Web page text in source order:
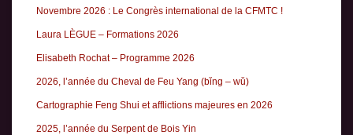
Novembre 2026 : Le Congrès international de la CFMTC !
Laura LÈGUE – Formations 2026
Elisabeth Rochat – Programme 2026
2026, l’année du Cheval de Feu Yang (bǐng – wǔ)
Cartographie Feng Shui et afflictions majeures en 2026
2025, l’année du Serpent de Bois Yin